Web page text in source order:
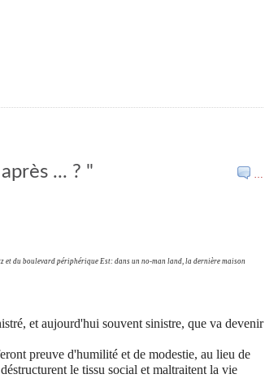
…
... ? "
et du boulevard périphérique Est: dans un no-man land, la dernière maison
et aujourd'hui souvent sinistre, que va devenir
preuve d'humilité et de modestie, au lieu de
le tissu social et maltraitent la vie